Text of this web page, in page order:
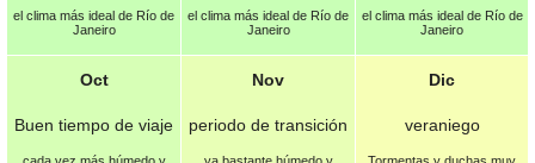
el clima más ideal de Río de
Janeiro
el clima más ideal de Río de
Janeiro
el clima más ideal de Río de
Janeiro
Oct
Buen tiempo de viaje
Nov
periodo de transición
Dic
veraniego